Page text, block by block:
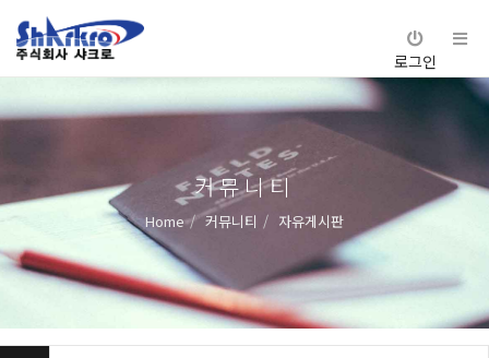
로그인
커뮤니티
Home 커뮤니티 자유게시판